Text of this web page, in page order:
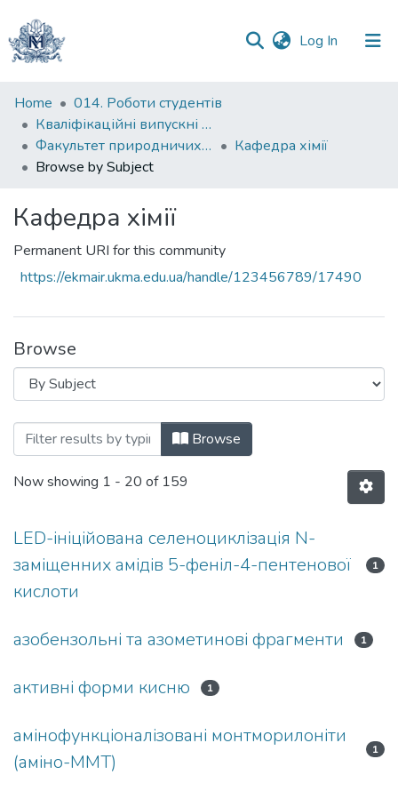
Log In (current)
Communities
&
Collections
All of DSpace
Home
014. Роботи студентів
Кваліфікаційні випускні роботи здобувачів вищої освіти бакалаврських програм
Факультет природничих наук
Кафедра хімії
Browse by Subject
Кафедра хімії
Permanent URI for this community
https://ekmair.ukma.edu.ua/handle/123456789/17490
Browse
Browsing Кафедра хімії by Subject
Browse
Now showing 1 - 20 of 159
LED-ініційована селеноциклізація N-
заміщенних амідів 5-феніл-4-пентенової
кислоти
1
азобензольні та азометинові фрагменти 1
активні форми кисню 1
амінофункціоналізовані монтморилоніти
(аміно-ММТ)
1